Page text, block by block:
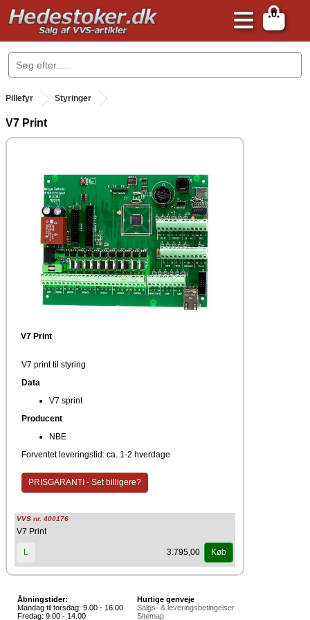
0
.
Pillefyr Styringer
V7 Print
V7 Print
V7 print til styring
Data
V7 sprint
Producent
NBE
Forventet leveringstid: ca. 1-2 hverdage
PRISGARANTI - Set billigere?
VVS nr. 400176
V7 Print
L 3.795,00 Køb
Åbningstider:
Mandag til torsdag: 9.00 - 16.00
Fredag: 9.00 - 14.00
Hurtige genveje
Salgs- & leveringsbetingelser
Sitemap